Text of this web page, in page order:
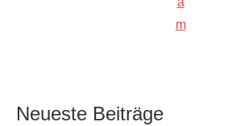
m
Neueste Beiträge